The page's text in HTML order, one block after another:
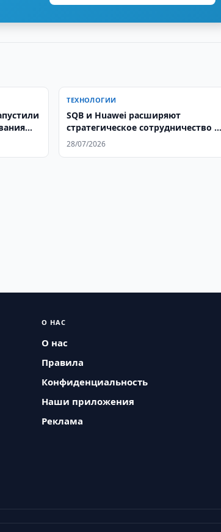
ТЕХНОЛОГИИ
SQB и Huawei расширяют
стратегическое сотрудничество в
сфере искусственного интеллекта
28/07/2026
О НАС
О нас
Правила
Конфиденциальность
Наши приложения
Реклама